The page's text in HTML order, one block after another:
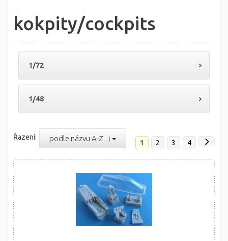
kokpity/cockpits
1/72
1/48
Řazení: podle názvu A-Z 1 2 3 4